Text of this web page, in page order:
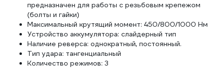
предназначен для работы с резьбовым крепежом
(болты и гайки)
Максимальный крутящий момент: 450/800/1000 Нм
Устройство аккумулятора: слайдерный тип
Наличие реверса: однократный, постоянный.
Тип удара: тангенциальный
Количество режимов: 3